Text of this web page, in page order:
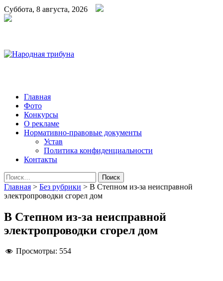
Суббота, 8 августа, 2026
Народная трибуна
Калининская районная газета
Главная
Фото
Конкурсы
О рекламе
Нормативно-правовые документы
Устав
Политика конфиденциальности
Контакты
Найти:
Главная > Без рубрики > В Степном из-за неисправной
электропроводки сгорел дом
В Степном из-за неисправной
электропроводки сгорел дом
Просмотры: 554